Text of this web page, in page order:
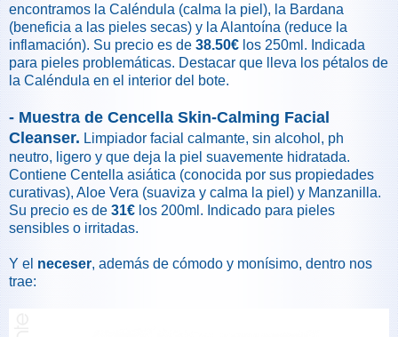
encontramos la Caléndula (calma la piel), la Bardana
(beneficia a las pieles secas) y la Alantoína (reduce la
inflamación). Su precio es de 38.50€ los 250ml. Indicada
para pieles problemáticas. Destacar que lleva los pétalos de
la Caléndula en el interior del bote.
- Muestra de Cencella Skin-Calming Facial
Cleanser. Limpiador facial calmante, sin alcohol, ph
neutro, ligero y que deja la piel suavemente hidratada.
Contiene Centella asiática (conocida por sus propiedades
curativas), Aloe Vera (suaviza y calma la piel) y Manzanilla.
Su precio es de 31€ los 200ml. Indicado para pieles
sensibles o irritadas.
Y el neceser, además de cómodo y monísimo, dentro nos
trae: